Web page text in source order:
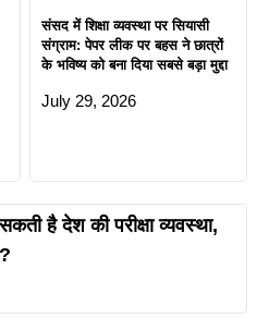
संसद में शिक्षा व्यवस्था पर सियासी
संग्राम: पेपर लीक पर बहस ने छात्रों
के भविष्य को बना दिया सबसे बड़ा मुद्दा
July 29, 2026
है देश की परीक्षा व्यवस्था,